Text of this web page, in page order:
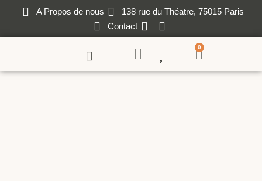
A Propos de nous
138 rue du Théatre, 75015 Paris
Contact
0